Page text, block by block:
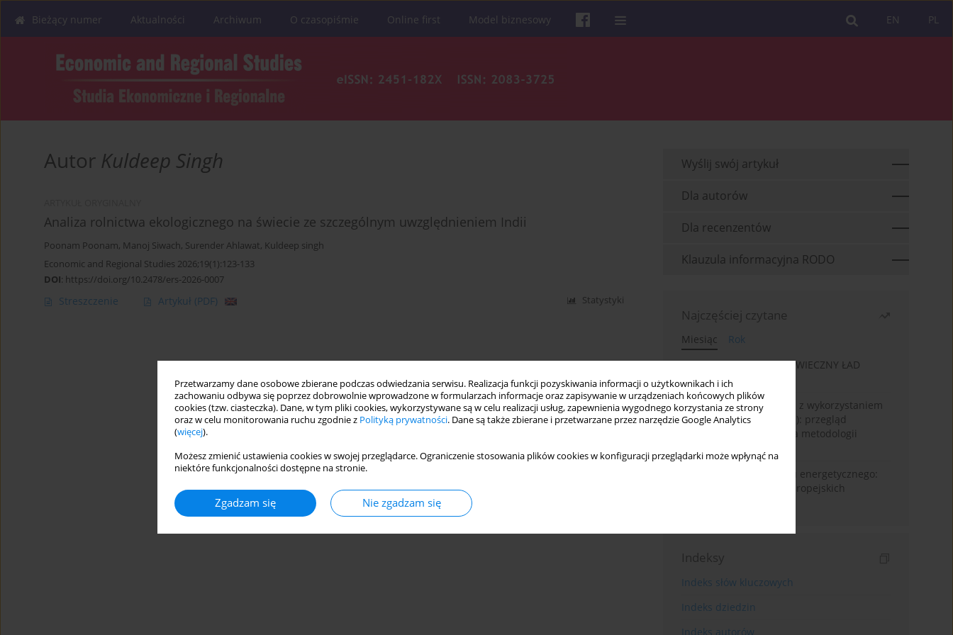
Przetwarzamy dane osobowe zbierane podczas odwiedzania serwisu. Realizacja funkcji pozyskiwania informacji o użytkownikach i ich
zachowaniu odbywa się poprzez dobrowolnie wprowadzone w formularzach informacje oraz zapisywanie w urządzeniach końcowych plików
cookies (tzw. ciasteczka). Dane, w tym pliki cookies, wykorzystywane są w celu realizacji usług, zapewnienia wygodnego korzystania ze strony
oraz w celu monitorowania ruchu zgodnie z Polityką prywatności. Dane są także zbierane i przetwarzane przez narzędzie Google Analytics
(więcej).
Możesz zmienić ustawienia cookies w swojej przeglądarce. Ograniczenie stosowania plików cookies w konfiguracji przeglądarki może wpłynąć na
niektóre funkcjonalności dostępne na stronie.
Zgadzam się Nie zgadzam się
PL
EN
Bieżący numer Aktualności Archiwum O czasopiśmie Online first Model biznesowy
Autor Kuldeep Singh
Analiza rolnictwa ekologicznego na świecie ze szczególnym uwzględnieniem Indii
Poonam Poonam, Manoj Siwach, Surender Ahlawat, Kuldeep singh
Economic and Regional Studies 2026;19(1):123-133
DOI: https://doi.org/10.2478/ers-2026-0007
Streszczenie Artykuł (PDF) Statystyki
Wyślij swój artykuł
Dla autorów
Dla recenzentów
Klauzula informacyjna RODO
Najczęściej czytane
Miesiąc
Rok
„WIECZNA EKONOMIA”: WIECZNY ŁAD
GOSPODARCZY
Prognozowanie powodzi z wykorzystaniem
sztucznej Inteligencji (AI): przegląd
systematyczny oparty na metodologii
Od pandemii do kryzysu energetycznego:
dynamika ubóstwa w europejskich
Indeksy
Indeks słów kluczowych
Indeks dziedzin
Indeks autorów